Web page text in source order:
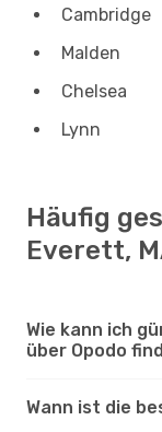
Cambridge
Malden
Chelsea
Lynn
Häufig
Everett,
Wie kann ich
über Opodo
Wann ist die